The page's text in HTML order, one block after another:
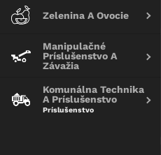
Zelenina A Ovocie
Manipulačné
Príslušenstvo A
Závažia
Komunálna Technika
A Príslušenstvo
Príslušenstvo